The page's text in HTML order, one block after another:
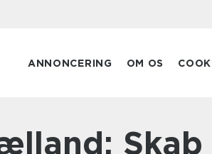
ANNONCERING OM OS